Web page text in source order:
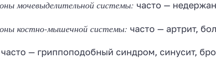
мочевыделительной системы: часто —
костно-мышечной системы: часто — артрит,
часто — гриппоподобный синдром, синусит,